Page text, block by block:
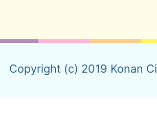
Copyright (c) 2019 Konan